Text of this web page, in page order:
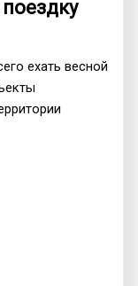
ехать весной